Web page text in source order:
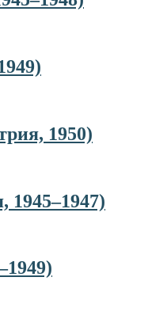
1950)
1945–1947)